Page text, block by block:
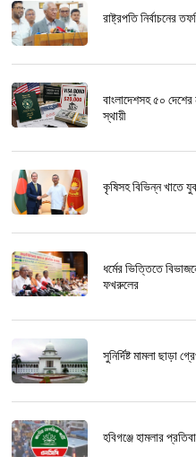
রাষ্ট্রপতি নির্বাচনের
বাংলাদেশসহ ৫০ দেশের
স্থায়ী
কৃষিসহ বিভিন্ন খাতে
ধর্মের ভিত্তিতে
ফখরুলের
সুনির্দিষ্ট মামলা ছাড়া
হবিগঞ্জে হামলার